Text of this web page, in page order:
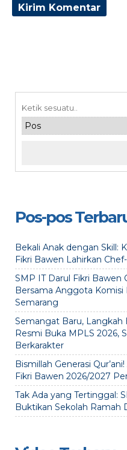
Pos-pos
Bekali Anak dengan Skill:
Fikri Bawen Lahirkan
SMP IT Darul Fikri Bawen
Bersama Anggota Komisi
Semarang
Semangat Baru, Langkah
Resmi Buka MPLS 2026,
Berkarakter
Bismillah Generasi
Fikri Bawen 2026/2027
Tak Ada yang Tertinggal:
Buktikan Sekolah Ramah